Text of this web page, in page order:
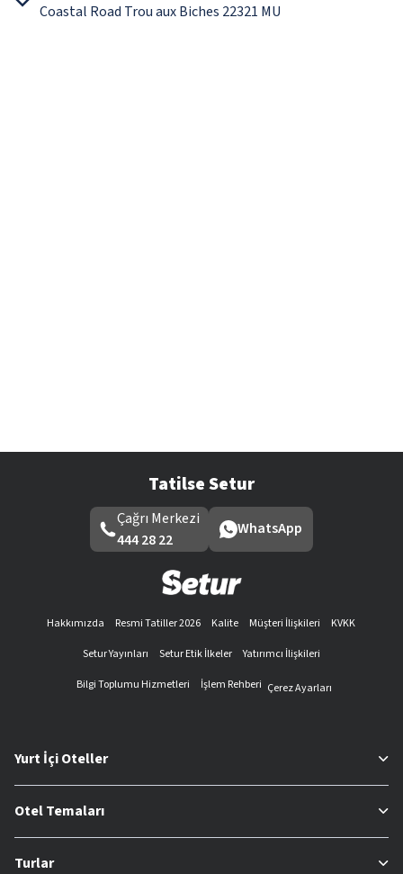
Coastal Road Trou aux Biches 22321 MU
Tatilse Setur
Çağrı Merkezi
444 28 22
WhatsApp
Hakkımızda Resmi Tatiller 2026 Kalite Müşteri İlişkileri
KVKK
Setur Yayınları
Setur Etik İlkeler
Yatırımcı İlişkileri
Bilgi Toplumu Hizmetleri
İşlem Rehberi Çerez Ayarları
Yurt İçi Oteller
Otel Temaları
Turlar